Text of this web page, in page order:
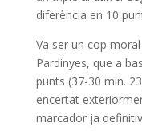
diferència en 10
Va ser un cop
Pardinyes, que a
punts (37-30 min.
encertat
marcador ja